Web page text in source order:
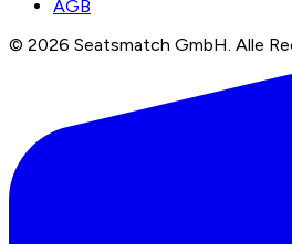
AGB
© 2026 Seatsmatch GmbH. Alle